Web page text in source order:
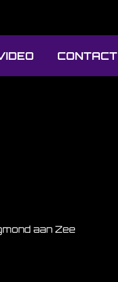
CONTACT
aan Zee